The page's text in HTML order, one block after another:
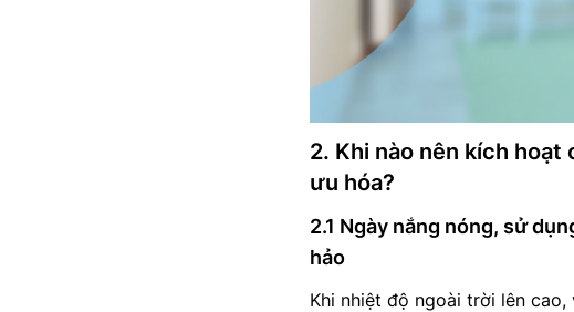
2. Khi nào nên kích
ưu hóa?
2.1 Ngày nắng nóng, sử
hảo
Khi nhiệt độ ngoài trời lên